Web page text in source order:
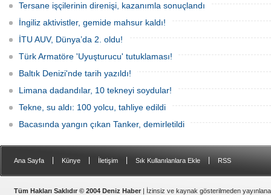
Tersane işçilerinin direnişi, kazanımla sonuçlandı
İngiliz aktivistler, gemide mahsur kaldı!
İTU AUV, Dünya’da 2. oldu!
Türk Armatöre 'Uyuşturucu' tutuklaması!
Baltık Denizi'nde tarih yazıldı!
Limana dadandılar, 10 tekneyi soydular!
Tekne, su aldı: 100 yolcu, tahliye edildi
Bacasında yangın çıkan Tanker, demirletildi
Ana Sayfa Künye İletişim Sık Kullanılanlara Ekle RSS
Tüm Hakları Saklıdır © 2004 Deniz Haber | İzinsiz ve kaynak gösterilmeden